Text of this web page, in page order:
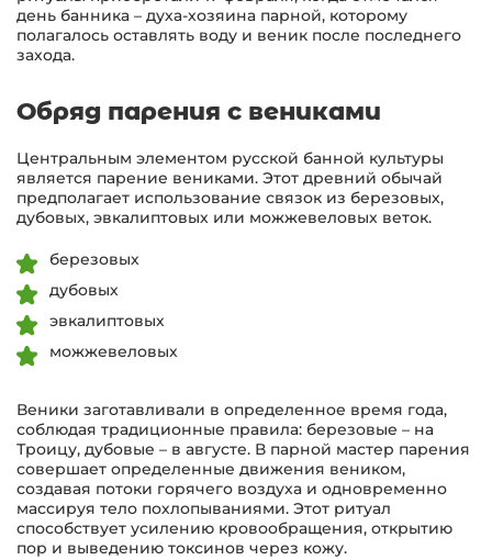
день банника – духа-хозяина парной, которому
полагалось оставлять воду и веник после последнего
захода.
Обряд парения с вениками
Центральным элементом русской банной культуры
является парение вениками. Этот древний обычай
предполагает использование связок из березовых,
дубовых, эвкалиптовых или можжевеловых веток.
березовых
дубовых
эвкалиптовых
можжевеловых
Веники заготавливали в определенное время года,
соблюдая традиционные правила: березовые – на
Троицу, дубовые – в августе. В парной мастер парения
совершает определенные движения веником,
создавая потоки горячего воздуха и одновременно
массируя тело похлопываниями. Этот ритуал
способствует усилению кровообращения, открытию
пор и выведению токсинов через кожу.